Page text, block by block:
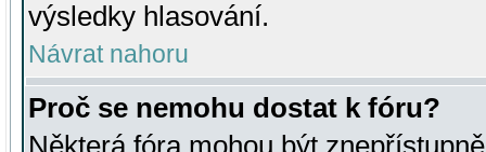
výsledky hlasování.
Návrat nahoru
Proč se nemohu dostat k fóru?
Některá fóra mohou být